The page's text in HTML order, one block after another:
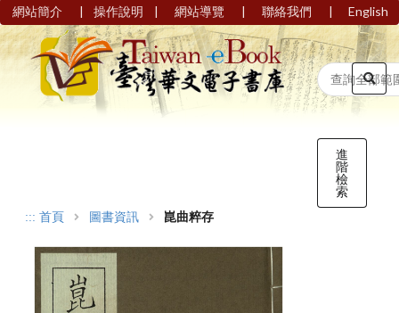
網站簡介 | 操作說明 | 網站導覽 | 聯絡我們 | English
進
階
檢
索
::: 首頁 圖書資訊 崑曲粹存